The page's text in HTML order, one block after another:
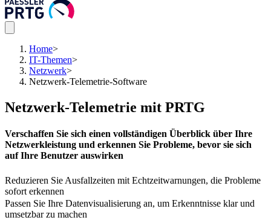
Home>
IT-Themen>
Netzwerk>
Netzwerk-Telemetrie-Software
Netzwerk-Telemetrie mit PRTG
Verschaffen Sie sich einen vollständigen Überblick über Ihre
Netzwerkleistung und erkennen Sie Probleme, bevor sie sich
auf Ihre Benutzer auswirken
Reduzieren Sie Ausfallzeiten mit Echtzeitwarnungen, die Probleme
sofort erkennen
Passen Sie Ihre Datenvisualisierung an, um Erkenntnisse klar und
umsetzbar zu machen